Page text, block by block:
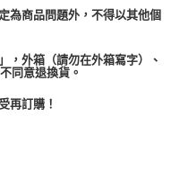
先享後付」服務完成之交
：
護人之同意方可使用
情形，本公司將視審查結果
為商品問題外，不得以其他個
，外箱（請勿在外箱寫字）、
同意退換貨。
再訂購！